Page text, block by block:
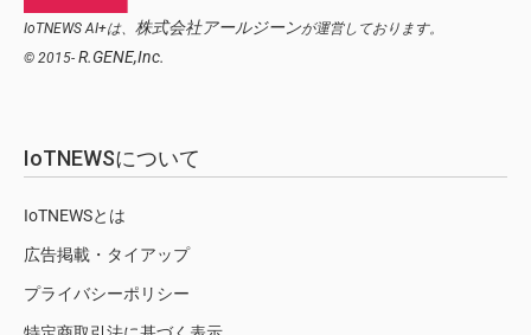
IoTNEWS AI+は、 株式会社アールジーンが運営しております。
© 2015- R.GENE,Inc.
IoTNEWSについて
IoTNEWSとは
広告掲載・タイアップ
プライバシーポリシー